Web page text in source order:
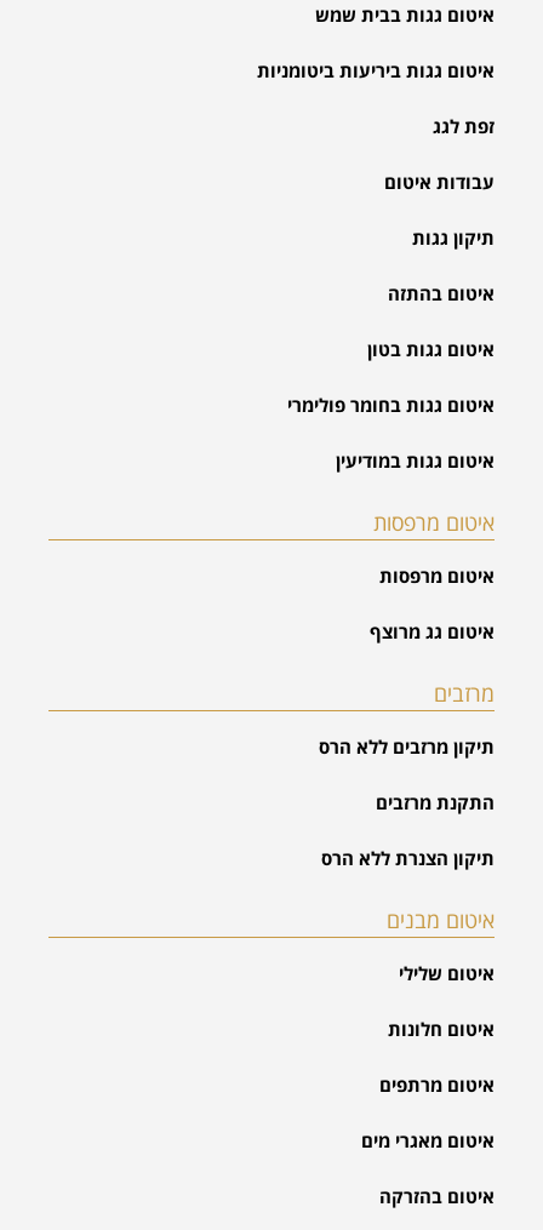
איטום גגות בבית שמש
איטום גגות ביריעות ביטומניות
זפת לגג
עבודות איטום
תיקון גגות
איטום בהתזה
איטום גגות בטון
איטום גגות בחומר פולימרי
איטום גגות במודיעין
איטום מרפסות
איטום מרפסות
איטום גג מרוצף
מרזבים
תיקון מרזבים ללא הרס
התקנת מרזבים
תיקון הצנרת ללא הרס
איטום מבנים
איטום שלילי
איטום חלונות
איטום מרתפים
איטום מאגרי מים
איטום בהזרקה